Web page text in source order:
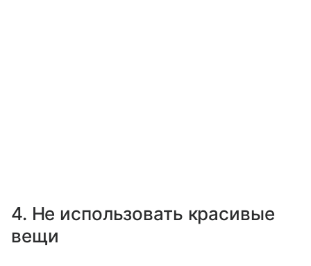
4. Не использовать красивые
вещи